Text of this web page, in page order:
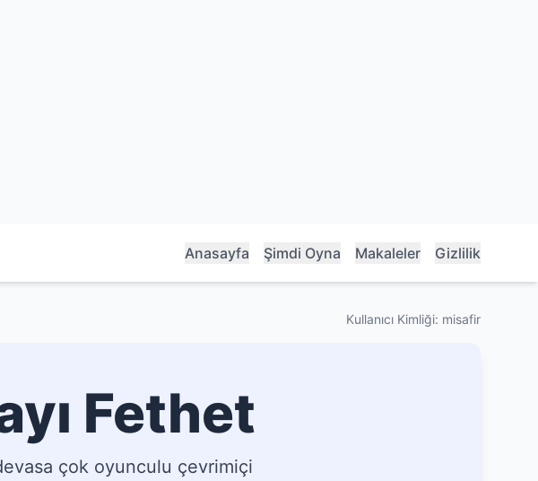
Anasayfa Şimdi Oyna Makaleler Gizlilik
Kullanıcı Kimliği: misafir
Fethet
çok oyunculu çevrimiçi